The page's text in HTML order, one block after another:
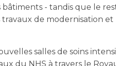
- tandis que le
de modernisation et
salles de soins
du NHS à travers le